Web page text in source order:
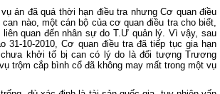
án đã quá thời hạn điều tra nhưng Cơ quan điều
nào, một cán bộ của cơ quan điều tra cho biết,
quan đến nhân sự do T.Ư quản lý. Vì vậy, sau
31-10-2010, Cơ quan điều tra đã tiếp tục gia hạn
khởi tố bị can có lý do là đối tượng Trương
trộm cắp bình cổ đã không may mất trong một vụ